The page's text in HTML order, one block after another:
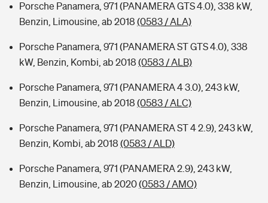
Porsche Panamera, 971 (PANAMERA GTS 4.0), 338 kW,
Benzin, Limousine, ab 2018 (0583 / ALA)
Porsche Panamera, 971 (PANAMERA ST GTS 4.0), 338
kW, Benzin, Kombi, ab 2018 (0583 / ALB)
Porsche Panamera, 971 (PANAMERA 4 3.0), 243 kW,
Benzin, Limousine, ab 2018 (0583 / ALC)
Porsche Panamera, 971 (PANAMERA ST 4 2.9), 243 kW,
Benzin, Kombi, ab 2018 (0583 / ALD)
Porsche Panamera, 971 (PANAMERA 2.9), 243 kW,
Benzin, Limousine, ab 2020(0583 / AMO)